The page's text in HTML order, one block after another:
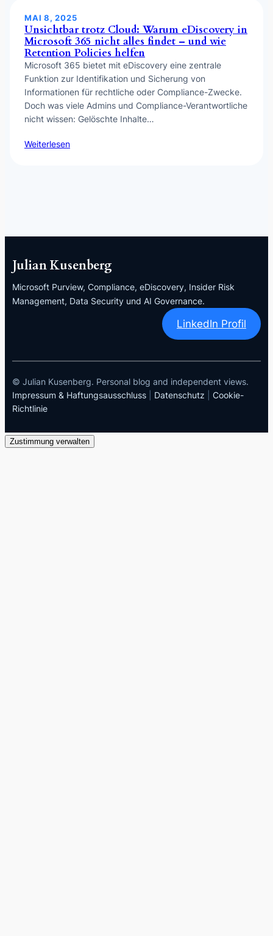
MAI 8, 2025
Unsichtbar trotz Cloud: Warum eDiscovery in
Microsoft 365 nicht alles findet – und wie
Retention Policies helfen
Microsoft 365 bietet mit eDiscovery eine zentrale
Funktion zur Identifikation und Sicherung von
Informationen für rechtliche oder Compliance-Zwecke.
Doch was viele Admins und Compliance-Verantwortliche
nicht wissen: Gelöschte Inhalte…
Weiterlesen
Julian Kusenberg
Microsoft Purview, Compliance, eDiscovery, Insider Risk
Management, Data Security und AI Governance.
LinkedIn Profil
© Julian Kusenberg. Personal blog and independent views.
Impressum & Haftungsausschluss
Datenschutz
Cookie-
Richtlinie
Zustimmung verwalten